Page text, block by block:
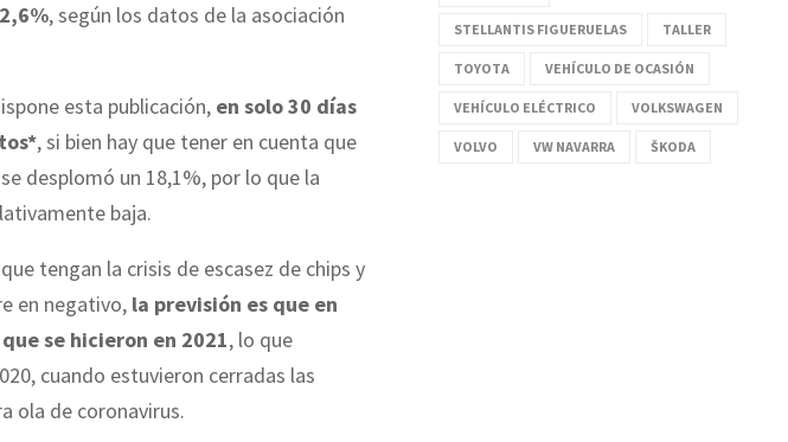
, según los datos de la asociación
esta publicación, en solo 30 días
, si bien hay que tener en cuenta que
desplomó un 18,1%, por lo que la
baja.
tengan la crisis de escasez de chips y
en negativo, la previsión es que en
se hicieron en 2021, lo que
cuando estuvieron cerradas las
ola de coronavirus.
STELLANTIS FIGUERUELAS TALLER
TOYOTA VEHÍCULO DE OCASIÓN
VEHÍCULO ELÉCTRICO VOLKSWAGEN
VOLVO VW NAVARRA ŠKODA